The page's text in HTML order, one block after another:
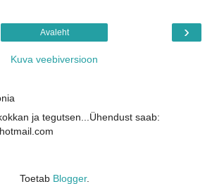
›
Avaleht
Kuva veebiversioon
ja tegutsen...Ühendust saab:
Toetab Blogger.